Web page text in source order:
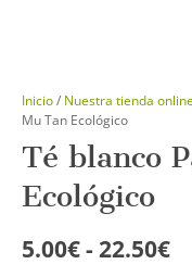
Inicio/ Nuestra tienda
Mu Tan Ecológico
Té blanco
Ecológico
5.00€-22.50€